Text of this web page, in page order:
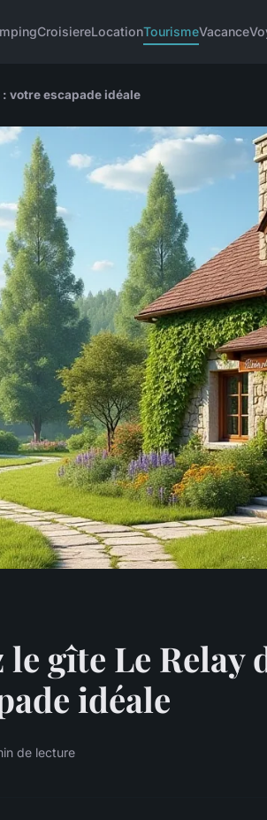
CroisiereLocationTourismeVacance
: votre escapade idéale
gîte Le Relay
idéale
de lecture